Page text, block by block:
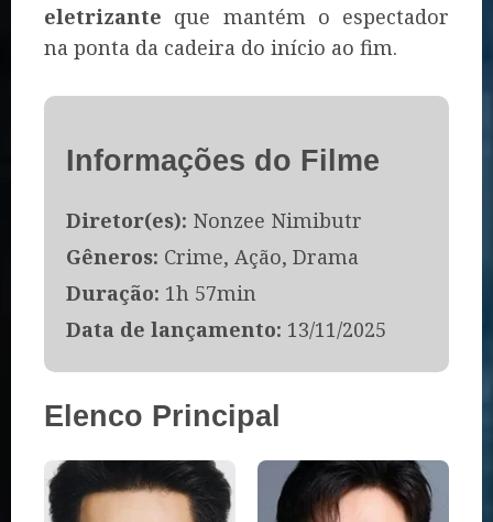
eletrizante que mantém o espectador
na ponta da cadeira do início ao fim.
Informações do Filme
Diretor(es): Nonzee Nimibutr
Gêneros: Crime, Ação, Drama
Duração: 1h 57min
Data de lançamento: 13/11/2025
Elenco Principal